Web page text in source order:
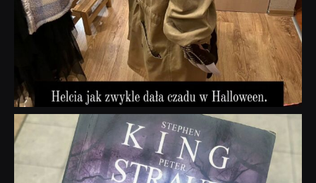
dobryhorror
Wrz 23